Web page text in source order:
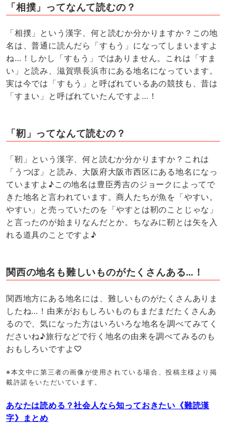
「相撲」ってなんて読むの？
「相撲」という漢字、何と読むか分かりますか？この地
名は、普通に読んだら「すもう」になってしまいますよ
ね…！しかし「すもう」ではありません。これは「すま
い」と読み、滋賀県長浜市にある地名になっています。
実は今では「すもう」と呼ばれているあの競技も、昔は
「すまい」と呼ばれていたんですよ…！
「靭」ってなんて読むの？
「靭」という漢字、何と読むか分かりますか？これは
「うつぼ」と読み、大阪府大阪市西区にある地名になっ
ていますよ♪この地名は豊臣秀吉のジョークによってで
きた地名と言われています。商人たちが魚を「やすい。
やすい」と売っていたのを「やすとは靭のことじゃな」
と言ったのが始まりなんだとか。ちなみに靭とは矢を入
れる道具のことですよ♪
関西の地名も難しいものがたくさんある…！
関西地方にある地名には、難しいものがたくさんありま
したね…！由来がおもしろいものもまだまだたくさんあ
るので、気になった方はいろいろな地名を調べてみてく
ださいね♪旅行などで行く地名の由来を調べてみるのも
おもしろいですよ♡
※本文中に第三者の画像が使用されている場合、投稿主様より掲
載許諾をいただいています。
あなたは読める？社会人なら知っておきたい《難読漢
字》まとめ